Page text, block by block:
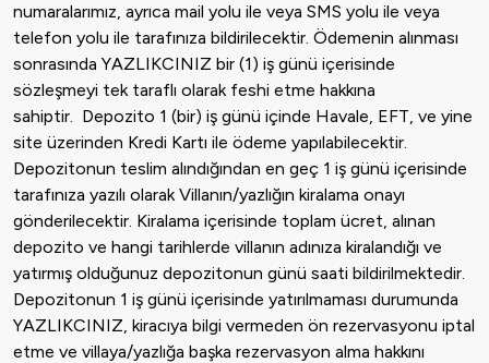
numaralarımız, ayrıca mail yolu ile veya SMS yolu ile veya
telefon yolu ile tarafınıza bildirilecektir. Ödemenin alınması
sonrasında YAZLIKCINIZ bir (1) iş günü içerisinde
sözleşmeyi tek taraflı olarak feshi etme hakkına
sahiptir. Depozito 1 (bir) iş günü içinde Havale, EFT, ve yine
site üzerinden Kredi Kartı ile ödeme yapılabilecektir.
Depozitonun teslim alındığından en geç 1 iş günü içerisinde
tarafınıza yazılı olarak Villanın/yazlığın kiralama onayı
gönderilecektir. Kiralama içerisinde toplam ücret, alınan
depozito ve hangi tarihlerde villanın adınıza kiralandığı ve
yatırmış olduğunuz depozitonun günü saati bildirilmektedir.
Depozitonun 1 iş günü içerisinde yatırılmaması durumunda
YAZLIKCINIZ, kiracıya bilgi vermeden ön rezervasyonu iptal
etme ve villaya/yazlığa başka rezervasyon alma hakkını